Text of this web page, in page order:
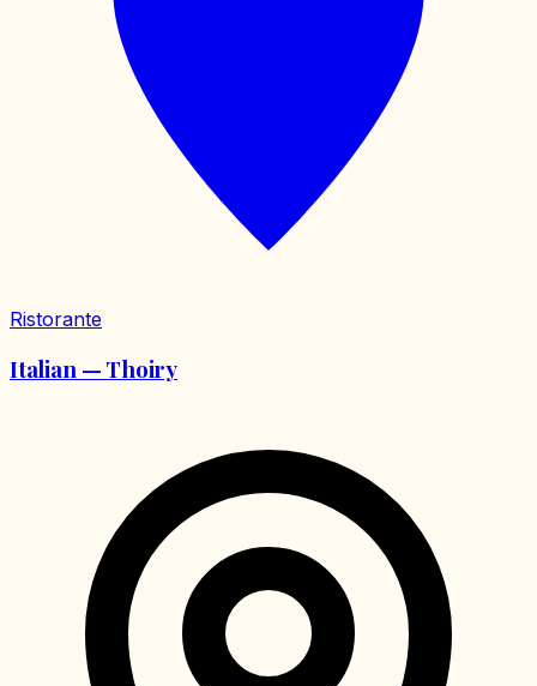
Ristorante
Italian — Thoiry